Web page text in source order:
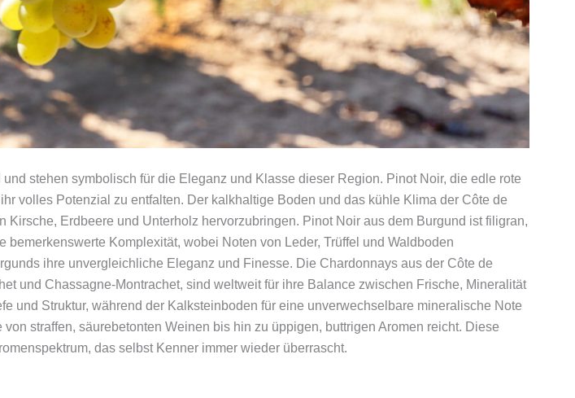
stehen symbolisch für die Eleganz und Klasse dieser Region. Pinot Noir, die edle rote
volles Potenzial zu entfalten. Der kalkhaltige Boden und das kühle Klima der Côte de
Erdbeere und Unterholz hervorzubringen. Pinot Noir aus dem Burgund ist filigran,
Komplexität, wobei Noten von Leder, Trüffel und Waldboden
ihre unvergleichliche Eleganz und Finesse. Die Chardonnays aus der Côte de
und Chassagne-Montrachet, sind weltweit für ihre Balance zwischen Frische, Mineralität
und Struktur, während der Kalksteinboden für eine unverwechselbare mineralische Note
straffen, säurebetonten Weinen bis hin zu üppigen, buttrigen Aromen reicht. Diese
das selbst Kenner immer wieder überrascht.